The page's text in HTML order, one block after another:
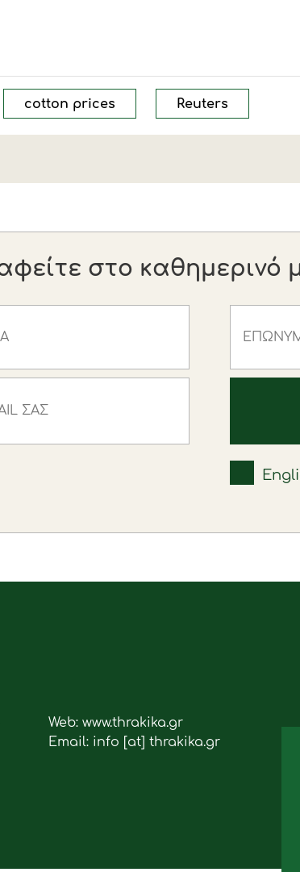
cotton prices Reuters
στο καθημερινό
Web: www.thrakika.gr
Email: info [at] thrakika.gr